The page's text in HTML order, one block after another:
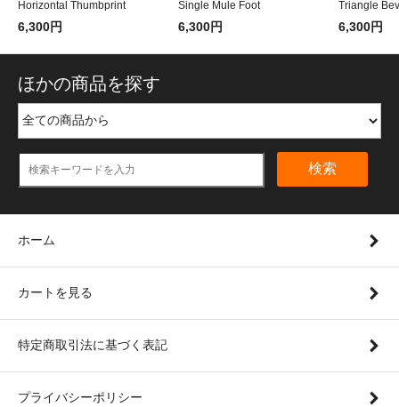
Horizontal Thumbprint
6,300円
Single Mule Foot
6,300円
Triangle
6,300円
ほかの商品を探す
検索
ホーム
カートを見る
特定商取引法に基づく表記
プライバシーポリシー